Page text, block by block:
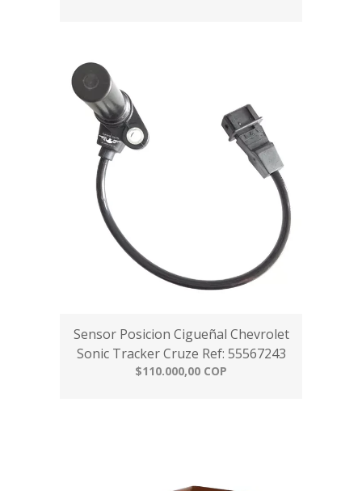
Sensor Posicion Cigueñal Chevrolet
Sonic Tracker Cruze Ref: 55567243
$110.000,00 COP